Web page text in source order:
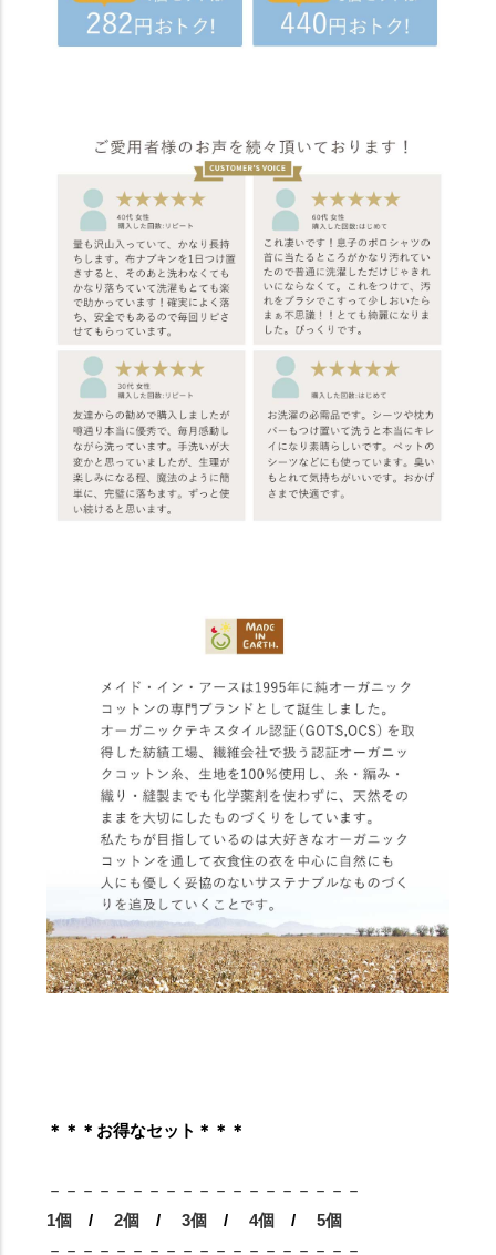
＊＊＊お得なセット＊＊＊
－－－－－－－－－－－－－－－－－－－
1個 /2個 /3個 /4個 /5個
－－－－－－－－－－－－－－－－－－－